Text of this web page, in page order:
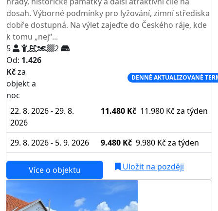
dosah. Výborné podmínky pro lyžování, zimní střediska
dobře dostupná. Na výlet zajeďte do Českého ráje, kde
k tomu „nej“...
5
2
Od: 1.426
Kčza
objekt a
noc
DENNĚ AKTUALIZOVANÉ
22. 8. 2026 - 29. 8.
2026
11.480 Kč 11.980 Kč za týden
29. 8. 2026 - 5. 9. 2026 9.480 Kč 9.980 Kč za týden
Více o objektu Uložit na později